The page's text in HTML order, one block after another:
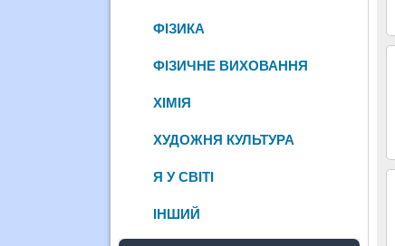
ФІЗИКА
ФІЗИЧНЕ ВИХОВАННЯ
ХІМІЯ
ХУДОЖНЯ КУЛЬТУРА
Я У СВІТІ
ІНШИЙ